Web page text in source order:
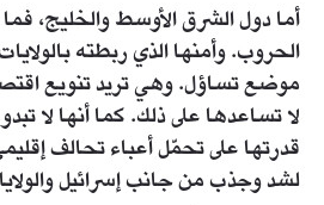
أما دول الشرق الأوسط والخليج،
الحروب. وأمنها الذي ربطته
موضع تساؤل. وهي تريد تنويع
لا تساعدها على ذلك. كما أنها لا
قدرتها على تحمّل أعباء تحالف
لشد وجذب من جانب إسرائيل